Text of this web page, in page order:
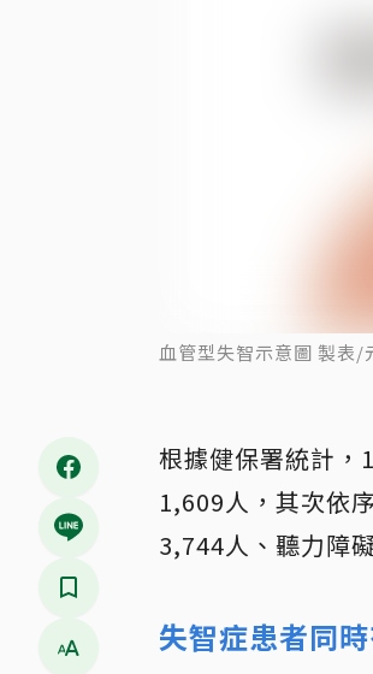
血管型失智示意圖 製表/
根據健保署統計，
1,609人，其次依
3,744人、聽力障
失智症患者同